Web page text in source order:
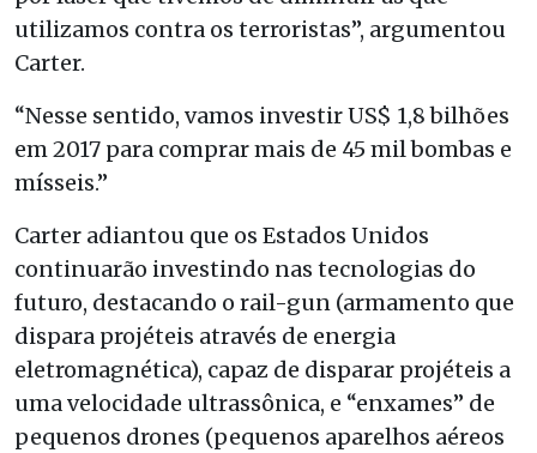
utilizamos contra os terroristas”, argumentou
Carter.
“Nesse sentido, vamos investir US$ 1,8 bilhões
em 2017 para comprar mais de 45 mil bombas e
mísseis.”
Carter adiantou que os Estados Unidos
continuarão investindo nas tecnologias do
futuro, destacando o rail-gun (armamento que
dispara projéteis através de energia
eletromagnética), capaz de disparar projéteis a
uma velocidade ultrassônica, e “enxames” de
pequenos drones (pequenos aparelhos aéreos